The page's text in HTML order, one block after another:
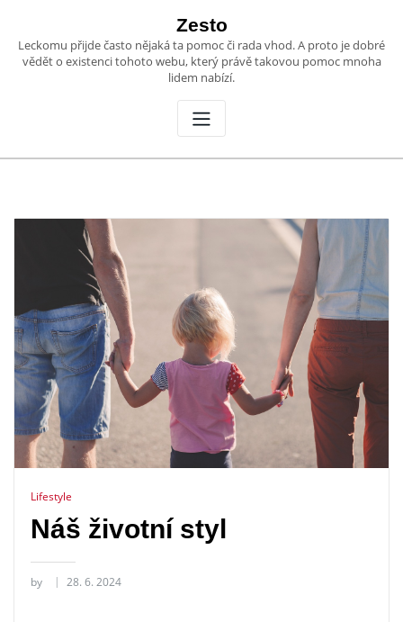
content
Zesto
Leckomu přijde často nějaká ta pomoc či rada vhod. A proto je dobré
vědět o existenci tohoto webu, který právě takovou pomoc mnoha
lidem nabízí.
Lifestyle
Náš životní styl
by 28. 6. 2024